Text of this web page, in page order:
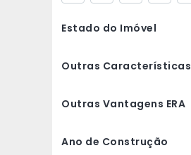
Estado do Imóvel
Outras Características
Outras Vantagens ERA
Ano de Construção